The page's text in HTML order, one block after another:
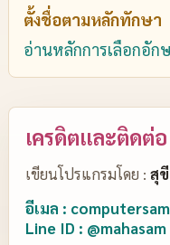
ตั้งชื่อตามหลักทักษา
อ่านหลักการเลือกอัก
เครดิตและติดต่อ
เขียนโปรแกรมโดย : สุ
อีเมล :
Line ID : @mahasam